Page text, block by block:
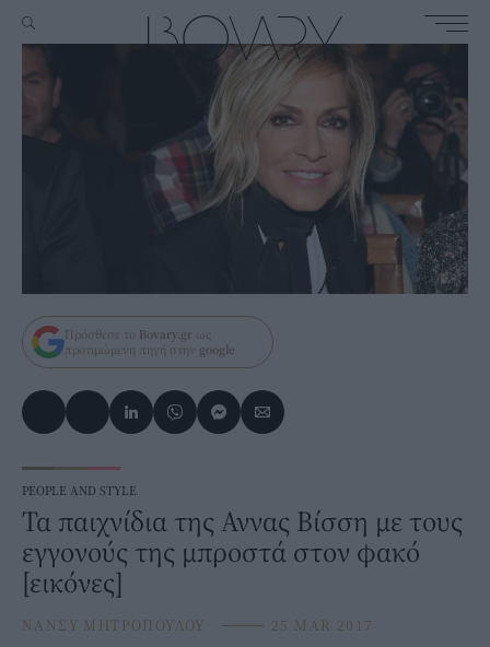
Πρόσθεσε το Bovary.gr ως
προτιμώμενη πηγή στην google
PEOPLE AND STYLE
Τα παιχνίδια της Αννας Βίσση με τους
εγγονούς της μπροστά στον φακό
[εικόνες]
ΝΑΝΣΥ ΜΗΤΡΟΠΟΥΛΟΥ ⸻ 25 MAR 2017